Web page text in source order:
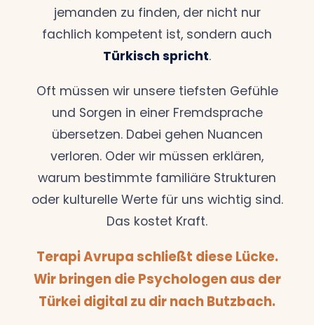
jemanden zu finden, der nicht nur
fachlich kompetent ist, sondern auch
Türkisch spricht.
Oft müssen wir unsere tiefsten Gefühle
und Sorgen in einer Fremdsprache
übersetzen. Dabei gehen Nuancen
verloren. Oder wir müssen erklären,
warum bestimmte familiäre Strukturen
oder kulturelle Werte für uns wichtig sind.
Das kostet Kraft.
Terapi Avrupa schließt diese Lücke.
Wir bringen die Psychologen aus der
Türkei digital zu dir nach Butzbach.